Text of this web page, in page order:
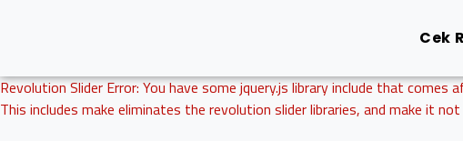
Cek
Revolution Slider Error: You have some jquery.js library include that
This includes make eliminates the revolution slider libraries, and make it